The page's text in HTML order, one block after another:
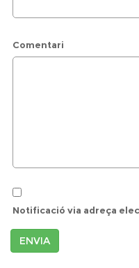
Comentari
Notificació via adreça
ENVIA